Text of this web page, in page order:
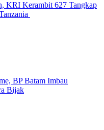
KRI Kerambit 627 Tangkap
BP Batam Imbau
Bijak